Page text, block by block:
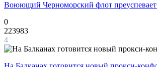
Воюющий Черноморский флот
0
223983
4